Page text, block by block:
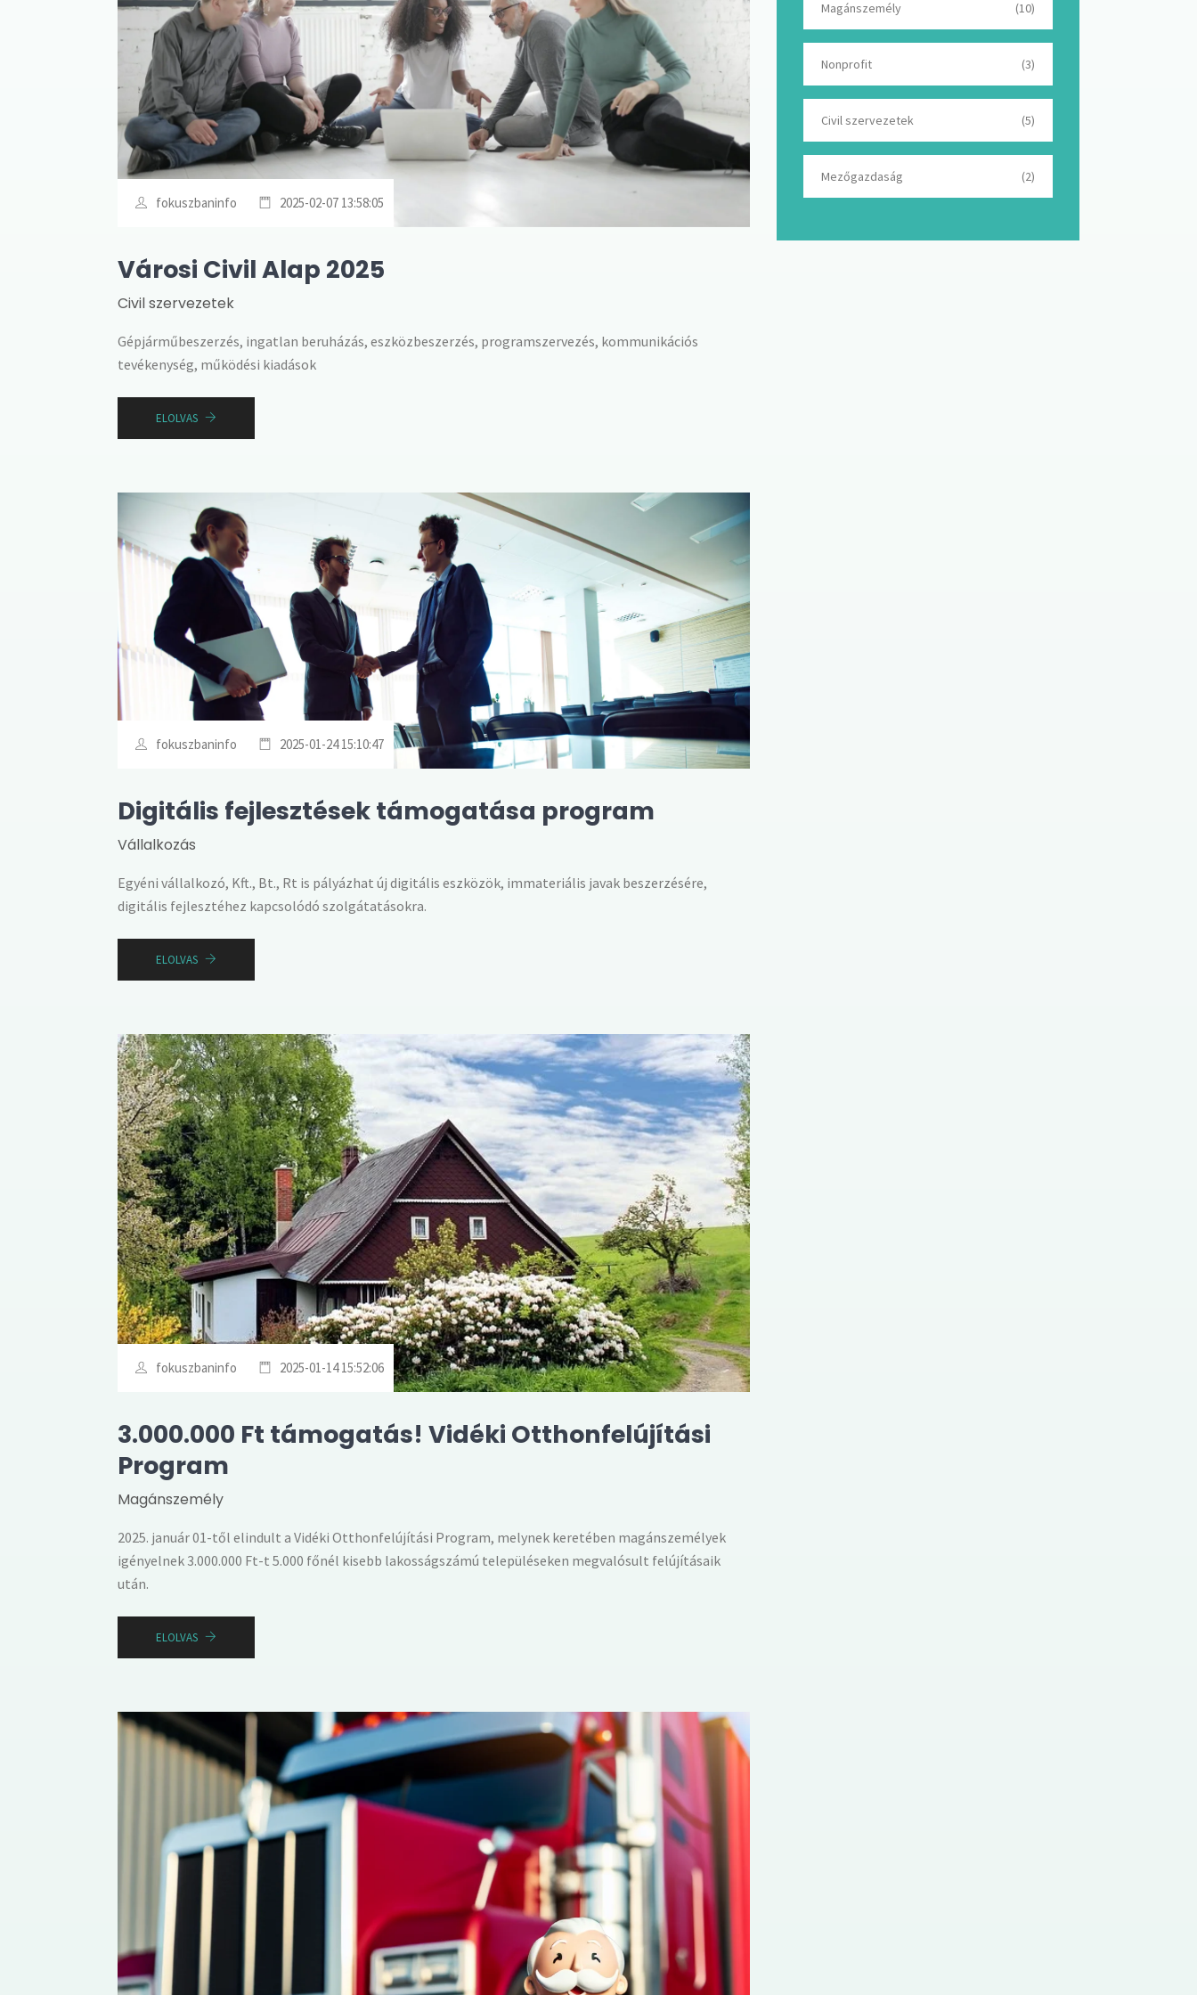
fokuszbaninfo 2025-02-07 13:58:05
Városi Civil Alap 2025
Civil szervezetek
Gépjárműbeszerzés, ingatlan beruházás, eszközbeszerzés, programszervezés, kommunikációs
tevékenység, működési kiadások
ELOLVAS
fokuszbaninfo 2025-01-24 15:10:47
Digitális fejlesztések támogatása program
Vállalkozás
Egyéni vállalkozó, Kft., Bt., Rt is pályázhat új digitális eszközök, immateriális javak beszerzésére,
digitális fejlesztéhez kapcsolódó szolgátatásokra.
ELOLVAS
fokuszbaninfo 2025-01-14 15:52:06
3.000.000 Ft támogatás! Vidéki Otthonfelújítási
Program
Magánszemély
2025. január 01-től elindult a Vidéki Otthonfelújítási Program, melynek keretében magánszemélyek
igényelnek 3.000.000 Ft-t 5.000 főnél kisebb lakosságszámú településeken megvalósult felújításaik
után.
ELOLVAS
Magánszemély (10)
Nonprofit (3)
Civil szervezetek (5)
Mezőgazdaság (2)